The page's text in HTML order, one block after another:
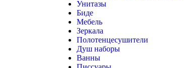
Унитазы
Биде
Мебель
Зеркала
Полотенцесушители
Душ наборы
Ванны